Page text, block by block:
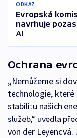
ODKAZ
Evropská
navrhuje
AI
Ochrana
„Nemůžeme si
technologie, které
stabilitu našich
služeb,“ uvedla
von der Leyenová.